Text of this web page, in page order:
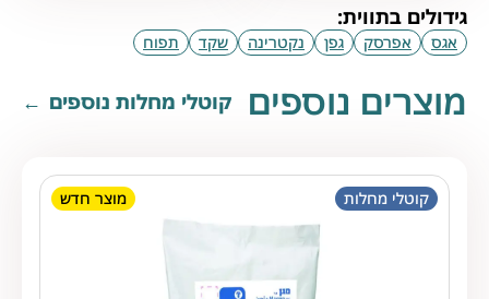
גידולים בתווית:
אגס אפרסק גפן נקטרינה שקד תפוח
מוצרים נוספים קוטלי מחלות נוספים
קוטלי מחלות מוצר חדש